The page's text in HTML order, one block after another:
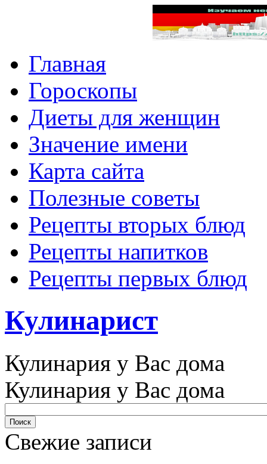
Главная
Гороскопы
Диеты для женщин
Значение имени
Карта сайта
Полезные советы
Рецепты вторых блюд
Рецепты напитков
Рецепты первых блюд
Кулинарист
Кулинария у Вас дома
Кулинария у Вас дома
Свежие записи